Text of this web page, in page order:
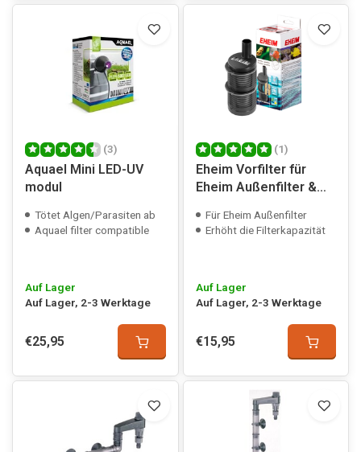
(3)
Aquael Mini LED-UV
modul
Tötet Algen/Parasiten ab
Aquael filter compatible
Auf Lager
Auf Lager, 2-3 Werktage
€25,95
(1)
Eheim Vorfilter für
Eheim Außenfilter &
Für Eheim Außenfilter
Erhöht die Filterkapazität
Auf Lager
Auf Lager, 2-3 Werktage
€15,95